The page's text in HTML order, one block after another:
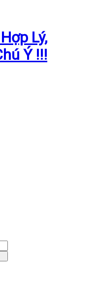
Lý,
Ý !!!